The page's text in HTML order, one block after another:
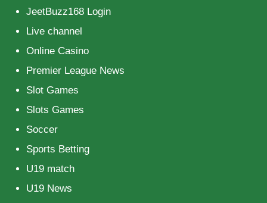
JeetBuzz168 Login
Live channel
Online Casino
Premier League News
Slot Games
Slots Games
Soccer
Sports Betting
U19 match
U19 News